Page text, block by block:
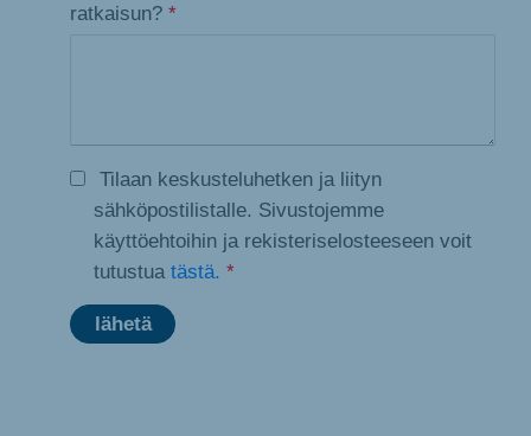
ratkaisun? *
Tilaan keskusteluhetken ja liityn
sähköpostilistalle. Sivustojemme
käyttöehtoihin ja rekisteriselosteeseen voit
tutustua tästä. *